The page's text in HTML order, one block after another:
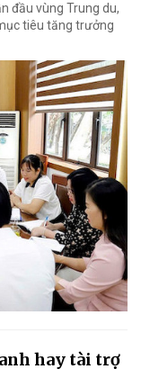
đầu vùng Trung du,
tiêu tăng trưởng
hay tài trợ